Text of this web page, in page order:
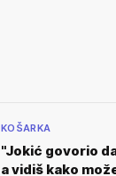
KOŠARKA
"Jokić govorio
a vidiš kako